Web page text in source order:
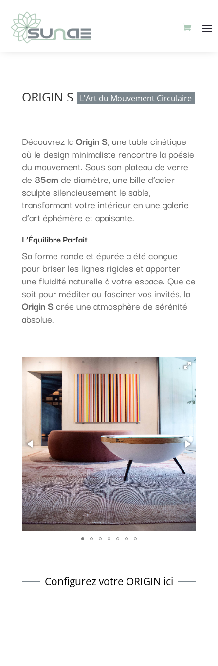
ORIGIN S L'Art du Mouvement Circulaire
Découvrez laOrigin S, une table cinétique
où le design minimaliste rencontre la poésie
du mouvement. Sous son plateau de verre
de 85cm de diamètre, une bille d’acier
sculpte silencieusement le sable,
transformant votre intérieur en une galerie
d’art éphémère et apaisante.
L’Équilibre Parfait
Sa forme ronde et épurée a été conçue
pour briser les lignes rigides et apporter
une fluidité naturelle à votre espace. Que ce
soit pour méditer ou fasciner vos invités, la
Origin Scrée une atmosphère de sérénité
absolue.
Configurez votre ORIGIN ici